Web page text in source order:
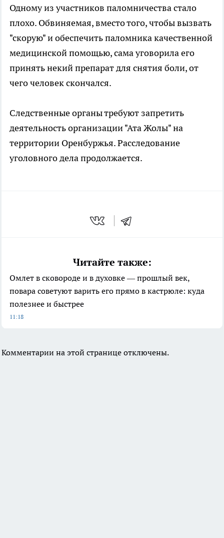
Одному из участников паломничества стало
плохо. Обвиняемая, вместо того, чтобы вызвать
"скорую" и обеспечить паломника качественной
медицинской помощью, сама уговорила его
принять некий препарат для снятия боли, от
чего человек скончался.
Следственные органы требуют запретить
деятельность организации "Ата Жолы" на
территории Оренбуржья. Расследование
уголовного дела продолжается.
Читайте также:
Омлет в сковороде и в духовке — прошлый век,
повара советуют варить его прямо в кастрюле: куда
полезнее и быстрее
11:18
Комментарии на этой странице отключены.